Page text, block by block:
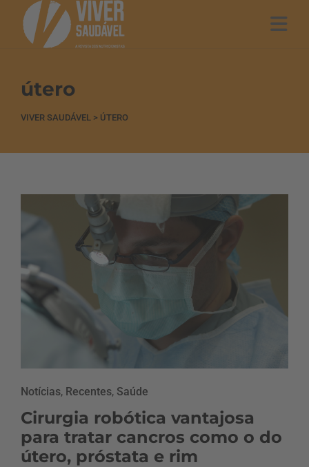
útero
VIVER SAUDÁVEL > ÚTERO
Notícias, Recentes, Saúde
Cirurgia robótica vantajosa
para tratar cancros como o do
útero, próstata e rim